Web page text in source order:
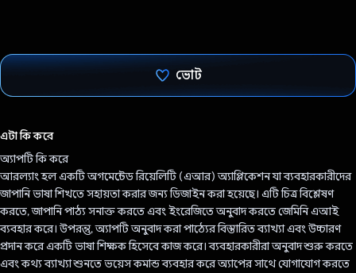
ভোট
এটা কি করে
অ্যাপটি কি করে
আরল্যাং হল একটি অগমেন্টেড রিয়েলিটি (এআর) অ্যাপ্লিকেশন যা ব্যবহারকারীদের
জাপানি ভাষা শিখতে সহায়তা করার জন্য ডিজাইন করা হয়েছে। এটি চিত্র বিশ্লেষণ
করতে, জাপানি পাঠ্য সনাক্ত করতে এবং ইংরেজিতে অনুবাদ করতে জেমিনি এআই
ব্যবহার করে। উপরন্তু, অ্যাপটি অনুবাদ করা পাঠ্যের বিস্তারিত ব্যাখ্যা এবং উচ্চারণ
প্রদান করে একটি ভাষা শিক্ষক হিসেবে কাজ করে। ব্যবহারকারীরা অনুবাদ শুরু করতে
এবং কথ্য ব্যাখ্যা শুনতে ভয়েস কমান্ড ব্যবহার করে অ্যাপের সাথে যোগাযোগ করতে